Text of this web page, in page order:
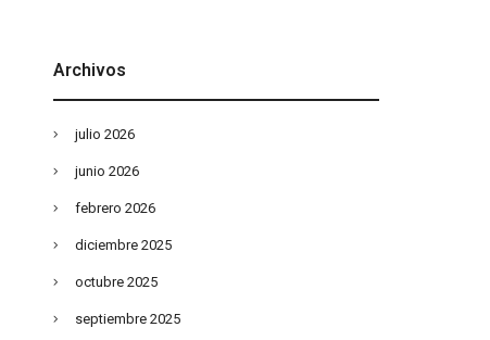
Archivos
julio 2026
junio 2026
febrero 2026
diciembre 2025
octubre 2025
septiembre 2025